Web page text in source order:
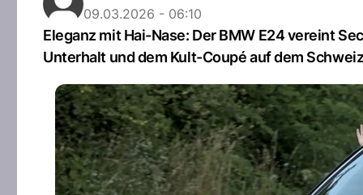
09.03.2026 - 06:10
Eleganz mit Hai-Nase: Der BMW E24 vereint
Unterhalt und dem Kult-Coupé auf dem